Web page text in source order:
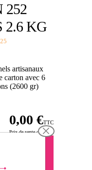
252
2.6 KG
artisanaux
carton avec 6
(2600 gr)
0,00 €TTC
Prix de vente conseillé